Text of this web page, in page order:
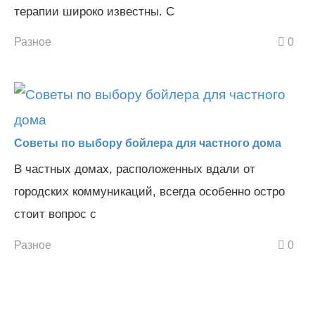
терапии широко известны. С
Разное 0
Советы по выбору бойлера для частного дома
В частных домах, расположенных вдали от
городских коммуникаций, всегда особенно остро
стоит вопрос с
Разное 0